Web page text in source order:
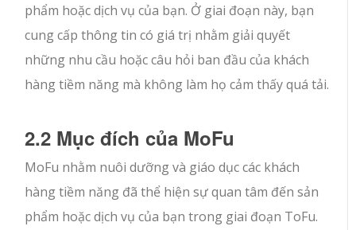
phẩm hoặc dịch vụ của bạn. Ở giai đoạn này, bạn
cung cấp thông tin có giá trị nhằm giải quyết
những nhu cầu hoặc câu hỏi ban đầu của khách
hàng tiềm năng mà không làm họ cảm thấy quá tải.
2.2 Mục đích của MoFu
MoFu nhằm nuôi dưỡng và giáo dục các khách
hàng tiềm năng đã thể hiện sự quan tâm đến sản
phẩm hoặc dịch vụ của bạn trong giai đoạn ToFu.